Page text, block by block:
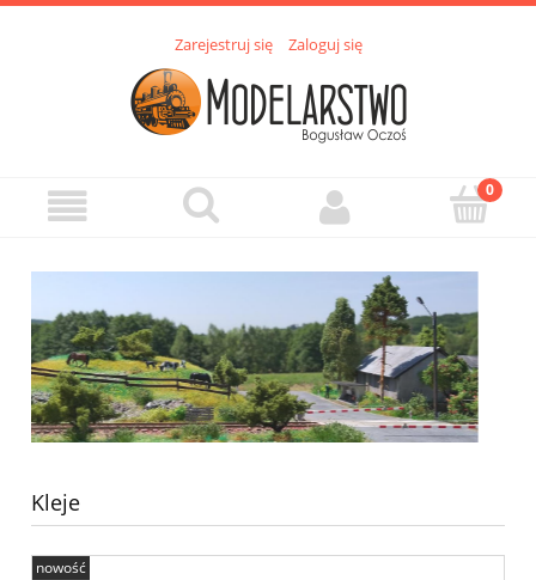
Zarejestruj się Zaloguj się
Kleje
nowość